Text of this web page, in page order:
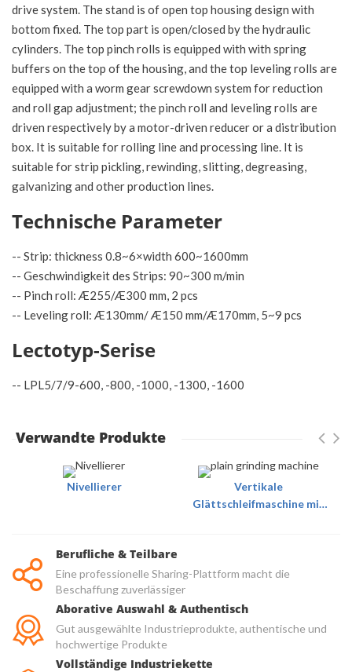
drive system. The stand is of open top housing design with
bottom fixed. The top part is open/closed by the hydraulic
cylinders. The top pinch rolls is equipped with with spring
buffers on the top of the housing, and the top leveling rolls are
equipped with a worm gear screwdown system for reduction
and roll gap adjustment; the pinch roll and leveling rolls are
driven respectively by a motor-driven reducer or a distribution
box. It is suitable for rolling line and processing line. It is
suitable for strip pickling, rewinding, slitting, degreasing,
galvanizing and other production lines.
Technische Parameter
-- Strip: thickness 0.8~6×width 600~1600mm
-- Geschwindigkeit des Strips: 90~300 m/min
-- Pinch roll: Æ255/Æ300 mm, 2 pcs
-- Leveling roll: Æ130mm/ Æ150 mm/Æ170mm, 5~9 pcs
Lectotyp-Serise
-- LPL5/7/9-600, -800, -1000, -1300, -1600
Verwandte Produkte
Nivellierer
Vertikale
Glättschleifmaschine mit
Berufliche & Teilbare
Eine professionelle Sharing-Plattform macht die
Beschaffung zuverlässiger
Aborative Auswahl & Authentisch
Gut ausgewählte Industrieprodukte, authentische und
hochwertige Produkte
Vollständige Industriekette